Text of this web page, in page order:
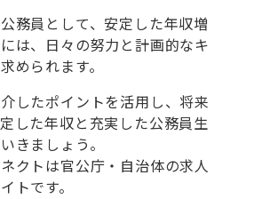
務員として、安定した年収増
は、日々の努力と計画的なキ
められます。
したポイントを活用し、将来
した年収と充実した公務員生
きましょう。
クトは官公庁・自治体の求人
トです。